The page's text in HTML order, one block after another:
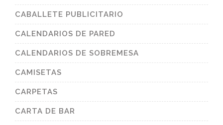
CABALLETE PUBLICITARIO
CALENDARIOS DE PARED
CALENDARIOS DE SOBREMESA
CAMISETAS
CARPETAS
CARTA DE BAR